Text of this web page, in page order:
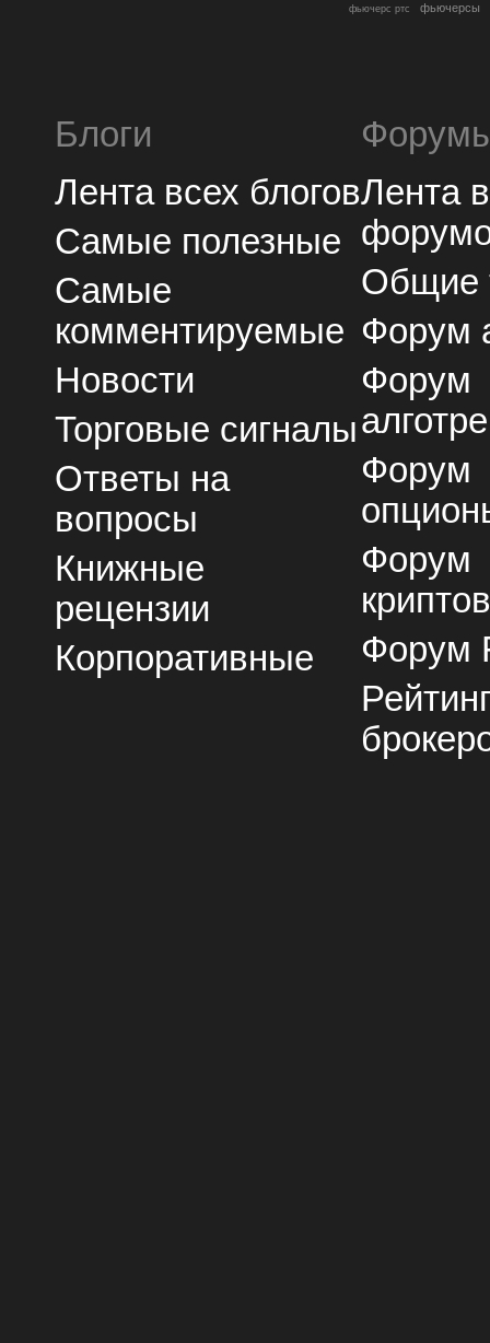
фьючерс ртс фьючерсы
Блоги
Лента всех блогов
Самые полезные
Самые
комментируемые
Новости
Торговые сигналы
Ответы на
вопросы
Книжные
рецензии
Корпоративные
Лента
Общие
Форум
Форум
Форум
Форум
Форум